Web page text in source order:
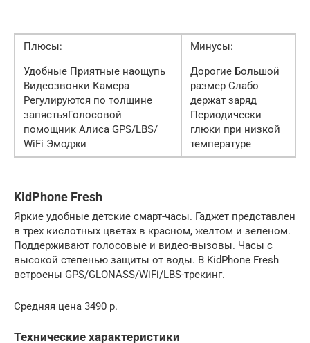
Плюсы:
Минусы:
Удобные Приятные наощупь
Видеозвонки Камера
Регулируются по толщине
запястьяГолосовой
помощник Алиса GPS/LBS/
WiFi Эмоджи
Дорогие Большой
размер Слабо
держат заряд
Периодически
глюки при низкой
температуре
KidPhone Fresh
Яркие удобные детские смарт-часы. Гаджет представлен
в трех кислотных цветах в красном, желтом и зеленом.
Поддерживают голосовые и видео-вызовы. Часы с
высокой степенью защиты от воды. В KidPhone Fresh
встроены GPS/GLONASS/WiFi/LBS-трекинг.
Средняя цена 3490 р.
Технические характеристики